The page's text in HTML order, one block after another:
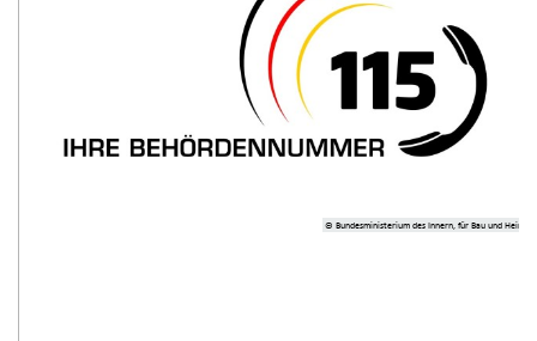
© Bundesministerium des Innern, für Bau und Heimat